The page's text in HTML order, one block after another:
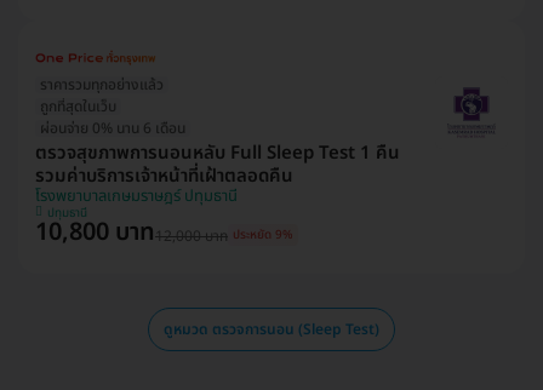
ราคารวมทุกอย่างแล้ว
ถูกที่สุดในเว็บ
ผ่อนจ่าย 0% นาน 6 เดือน
ตรวจสุขภาพการนอนหลับ Full Sleep Test 1 คืน
รวมค่าบริการเจ้าหน้าที่เฝ้าตลอดคืน
โรงพยาบาลเกษมราษฎร์ ปทุมธานี
ปทุมธานี
10,800 บาท12,000 บาท ประหยัด 9%
ดูหมวด ตรวจการนอน (Sleep Test)